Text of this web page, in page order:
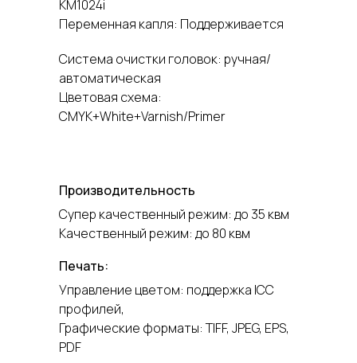
Система очистки головок: ручная/
автоматическая
Цветовая схема:
CMYK+White+Varnish/Primer
KM1024i
Переменная капля: Поддерживается
Производительность
Супер качественный режим: до 35 квм
Качественный режим: до 80 квм
Печать:
Управление цветом: поддержка ICC
профилей,
Графические форматы: TIFF, JPEG, EPS,
PDF